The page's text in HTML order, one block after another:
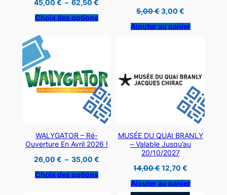
45,00€ – 62,50€
Choix des options
5,00€Le
prix
initial
était :
3,00€
actuel
est :
Ajouter au panier
WALYGATOR – Ré-
Ouverture En Avril 2026 !
26,00 € – 35,00 €Plage
Choix des options
MUSÉE DU QUAI BRANLY
– Valable Jusqu’au
20/10/2027
14,00€Le
prix
initial
était :
12,70€
actuel
est :
Ajouter au panier